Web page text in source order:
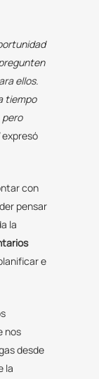
ellos.
tiempo
pero
expresó
con
pensar
la
e
nos
desde
la